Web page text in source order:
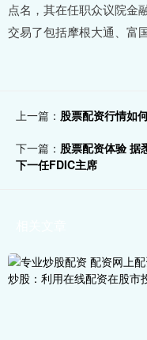
点名，其在任职众议院金
交易了包括摩根大通、富
上一篇： 股票配资行情如
下一篇： 股票配资体验
下一任FDIC主席